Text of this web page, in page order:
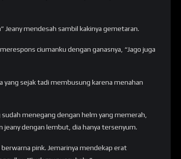
Jeany mendesah sambil kakinya gemetaran.
ciumanku dengan ganasnya, “Jago juga
yang sejak tadi membusung karena menahan
menegang dengan helm yang memerah,
jeany dengan lembut, dia hanya tersenyum.
pink. Jemarinya mendekap erat